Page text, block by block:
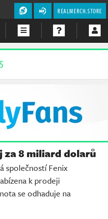
REALMERCH.STORE
za 8 miliard dolarů
společností Fenix
k prodeji
se odhaduje na